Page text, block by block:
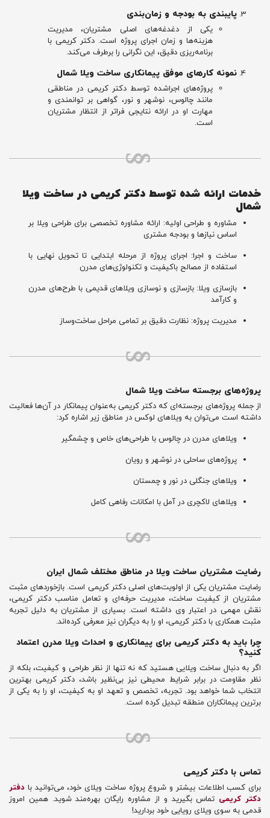
پایبندی به بودجه و زمان‌بندی
یکی از دغدغه‌های اصلی مشتریان، مدیریت
هزینه‌ها و زمان اجرای پروژه است. دکتر کریمی با
برنامه‌ریزی دقیق، این نگرانی را برطرف می‌کند.
نمونه کارهای موفق پیمانکاری ساخت ویلا شمال
پروژه‌های اجراشده توسط دکتر کریمی در مناطقی
مانند چالوس، نوشهر و نور، گواهی بر توانمندی و
مهارت او در ارائه نتایجی فراتر از انتظار مشتریان
است.
خدمات ارائه‌ شده توسط دکتر کریمی در ساخت ویلا
شمال
مشاوره و طراحی اولیه: ارائه مشاوره تخصصی برای طراحی ویلا بر
اساس نیازها و بودجه مشتری
ساخت و اجرا: اجرای پروژه از مرحله ابتدایی تا تحویل نهایی با
استفاده از مصالح باکیفیت و تکنولوژی‌های مدرن
بازسازی ویلا: بازسازی و نوسازی ویلاهای قدیمی با طرح‌های مدرن
و کارآمد
مدیریت پروژه: نظارت دقیق بر تمامی مراحل ساخت‌وساز
پروژه‌های برجسته ساخت ویلا شمال
از جمله پروژه‌های برجسته‌ای که دکتر کریمی به‌عنوان پیمانکار در آن‌ها فعالیت
داشته است می‌توان به ویلاهای لوکس در مناطق زیر اشاره کرد:
ویلاهای مدرن در چالوس با طراحی‌های خاص و چشمگیر
پروژه‌های ساحلی در نوشهر و رویان
ویلاهای جنگلی در نور و چمستان
ویلاهای لاکچری در آمل با امکانات رفاهی کامل
رضایت مشتریان ساخت ویلا در مناطق مختلف شمال ایران
رضایت مشتریان یکی از اولویت‌های اصلی دکتر کریمی است. بازخوردهای مثبت
مشتریان از کیفیت ساخت، مدیریت حرفه‌ای و تعامل مناسب دکتر کریمی،
نقش مهمی در اعتبار وی داشته است. بسیاری از مشتریان به دلیل تجربه
مثبت همکاری با دکتر کریمی، او را به دیگران نیز معرفی کرده‌اند.
چرا باید به دکتر کریمی برای پیمانکاری و احداث ویلا مدرن اعتماد
کنید؟
اگر به دنبال ساخت ویلایی هستید که نه تنها از نظر طراحی و کیفیت، بلکه از
نظر مقاومت در برابر شرایط محیطی نیز بی‌نظیر باشد، دکتر کریمی بهترین
انتخاب شما خواهد بود. تجربه، تخصص و تعهد او به کیفیت، او را به یکی از
برترین پیمانکاران منطقه تبدیل کرده است.
تماس با دکتر کریمی
برای کسب اطلاعات بیشتر و شروع پروژه ساخت ویلای خود، می‌توانید با دفتر
دکتر کریمی تماس بگیرید و از مشاوره رایگان بهره‌مند شوید. همین امروز
قدمی به سوی ویلای رویایی خود بردارید!